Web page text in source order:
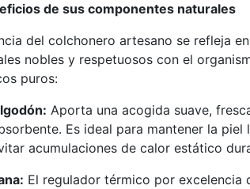
de sus componentes naturales
del colchonero artesano se refleja
nobles y respetuosos con el
puros:
Aporta una acogida suave,
Es ideal para mantener la piel
acumulaciones de calor estático
El regulador térmico por excelencia